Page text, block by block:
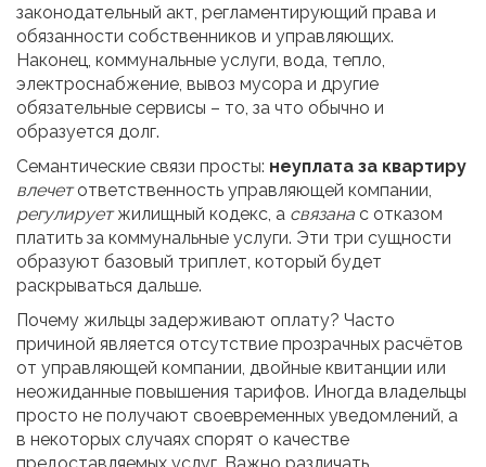
законодательный акт, регламентирующий права и
обязанности собственников и управляющих.
Наконец, коммунальные услуги, вода, тепло,
электроснабжение, вывоз мусора и другие
обязательные сервисы – то, за что обычно и
образуется долг.
Семантические связи просты: неуплата за квартиру
влечетответственность управляющей компании,
регулируетжилищный кодекс, а связана с отказом
платить за коммунальные услуги. Эти три сущности
образуют базовый триплет, который будет
раскрываться дальше.
Почему жильцы задерживают оплату? Часто
причиной является отсутствие прозрачных расчётов
от управляющей компании, двойные квитанции или
неожиданные повышения тарифов. Иногда владельцы
просто не получают своевременных уведомлений, а
в некоторых случаях спорят о качестве